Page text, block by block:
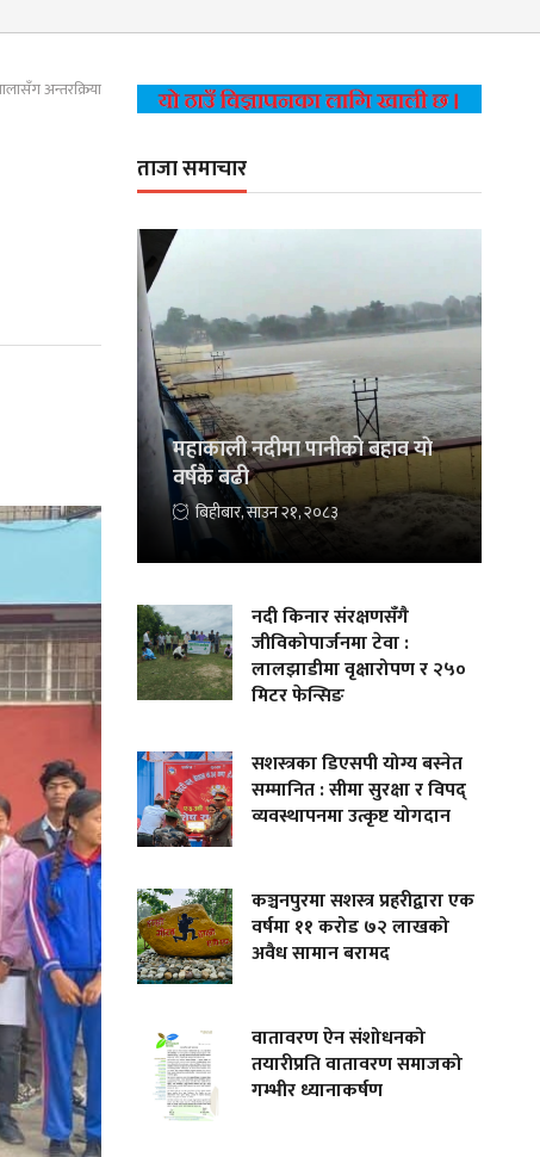
अन्तरक्रिया
ताजा समाचार
महाकाली नदीमा पानीको बहाव याे
वर्षकै बढी
बिहीबार, साउन २१, २०८३
नदी किनार संरक्षणसँगै
जीविकोपार्जनमा टेवा :
लालझाडीमा वृक्षारोपण र २५०
मिटर फेन्सिङ
सशस्त्रका डिएसपी योग्य बस्नेत
सम्मानित : सीमा सुरक्षा र विपद्
व्यवस्थापनमा उत्कृष्ट योगदान
कञ्चनपुरमा सशस्त्र प्रहरीद्वारा एक
वर्षमा ११ करोड ७२ लाखको
अवैध सामान बरामद
वातावरण ऐन संशोधनको
तयारीप्रति वातावरण समाजको
गम्भीर ध्यानाकर्षण